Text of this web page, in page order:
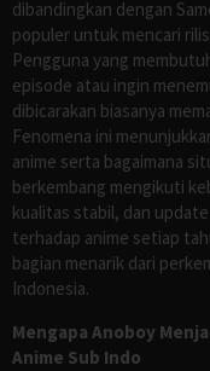
dibandingkan dengan
populer untuk mencari
Pengguna yang
episode atau ingin
dibicarakan biasanya
Fenomena ini
anime serta bagaimana
berkembang mengikuti
kualitas stabil, dan
terhadap anime setiap
bagian menarik dari
Indonesia.
Mengapa Anoboy
Anime Sub Indo